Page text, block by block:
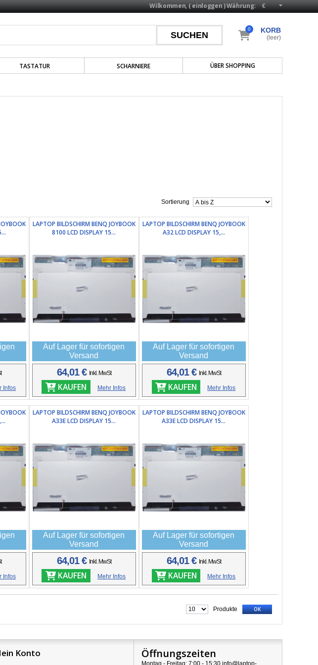
Währung:
Wilkommen, (einloggen)
TASTATUR SCHARNIERE ÜBER SHOPPING
KORB
0
(leer)
Sortierung
Infos
LAPTOP BILDSCHIRM BENQ JOYBOOK
8100 LCD DISPLAY 15...
Auf Lager für sofortigen
Versand
64,01 € Inkl. MwSt
KAUFEN Mehr Infos
LAPTOP BILDSCHIRM BENQ JOYBOOK
A32 LCD DISPLAY 15,...
Auf Lager für sofortigen
Versand
64,01 € Inkl. MwSt
KAUFEN Mehr Infos
Infos
LAPTOP BILDSCHIRM BENQ JOYBOOK
A33E LCD DISPLAY 15...
Auf Lager für sofortigen
Versand
64,01 € Inkl. MwSt
KAUFEN Mehr Infos
LAPTOP BILDSCHIRM BENQ JOYBOOK
A33E LCD DISPLAY 15...
Auf Lager für sofortigen
Versand
64,01 € Inkl. MwSt
KAUFEN Mehr Infos
OK
Produkte
Konto Öffnungszeiten
Montag - Freitag: 7:00 - 15:30 info@laptop-